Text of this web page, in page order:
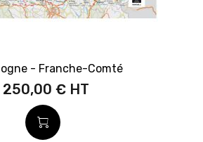
- Franche-Comté
250,00 €